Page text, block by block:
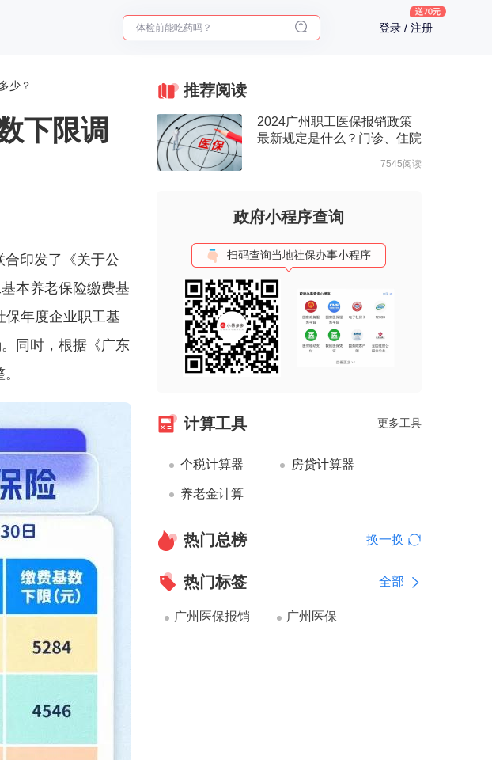
十大理由告诉你为什么要买保险 登录 / 注册
少？
下限调
印发了《关于公
本养老保险缴费基
保年度企业职工基
同时，根据《广东
推荐阅读
2024广州职工医保报销政策
最新规定是什么？门诊、住院
7545阅读
政府小程序查询
扫码查询当地社保办事小程序
计算工具 更多工具
个税计算器 房贷计算器
养老金计算
热门总榜 换一换
热门标签 全部
广州医保报销 广州医保